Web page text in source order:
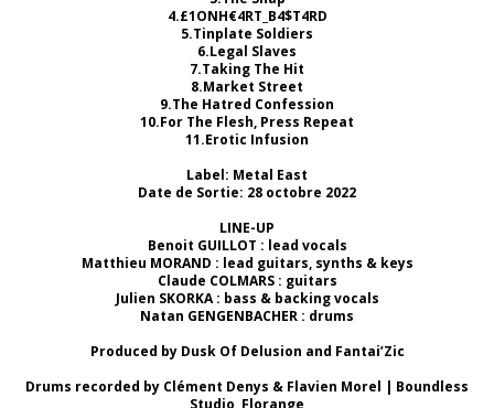
4.£1ONH€4RT_B4$T4RD
5.Tinplate Soldiers
6.Legal Slaves
7.Taking The Hit
8.Market Street
9.The Hatred Confession
10.For The Flesh, Press Repeat
11.Erotic Infusion
Label: Metal East
Date de Sortie: 28 octobre 2022
LINE-UP
Benoit GUILLOT : lead vocals
Matthieu MORAND : lead guitars, synths & keys
Claude COLMARS : guitars
Julien SKORKA : bass & backing vocals
Natan GENGENBACHER : drums
Produced by Dusk Of Delusion and Fantai’Zic
Drums recorded by Clément Denys & Flavien Morel | Boundless